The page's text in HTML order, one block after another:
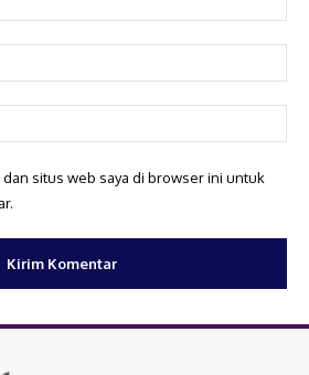
dan situs web saya di browser ini untuk